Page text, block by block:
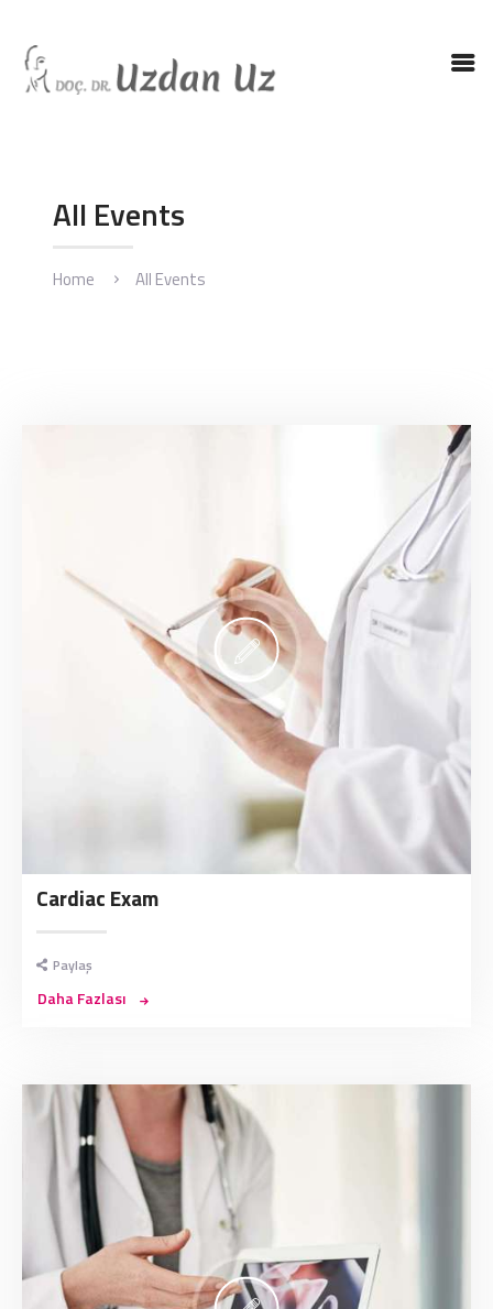
All Events
Home All Events
KBB HASTALIKLARI
KBB AMELIYATLARI
BLOG
Cardiac Exam
Paylaş
Daha Fazlası